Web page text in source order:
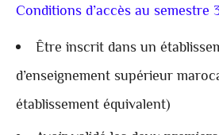
Conditions d’accès au semestre
Être inscrit dans un
d’enseignement supérieur
établissement équivalent)